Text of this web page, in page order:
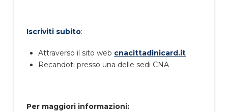
Iscriviti subito:
Attraverso il sito web cnacittadinicard.it
Recandoti presso una delle sedi CNA
Per maggiori informazioni: